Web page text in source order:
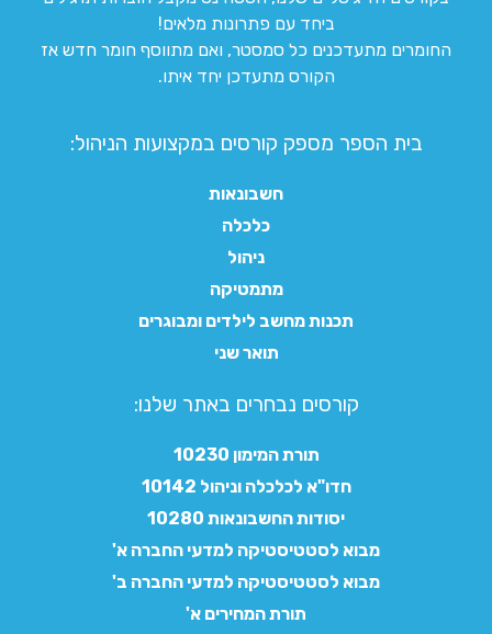
ביחד עם פתרונות מלאים!
החומרים מתעדכנים כל סמסטר, ואם מתווסף חומר חדש אז
הקורס מתעדכן יחד איתו.
בית הספר מספק קורסים במקצועות הניהול:
חשבונאות
כלכלה
ניהול
מתמטיקה
תכנות מחשב לילדים ומבוגרים
תואר שני
קורסים נבחרים באתר שלנו:​
תורת המימון 10230
חדו"א לכלכלה וניהול 10142
יסודות החשבונאות 10280
מבוא לסטטיסטיקה למדעי החברה א'
מבוא לסטטיסטיקה למדעי החברה ב'
תורת המחירים א'